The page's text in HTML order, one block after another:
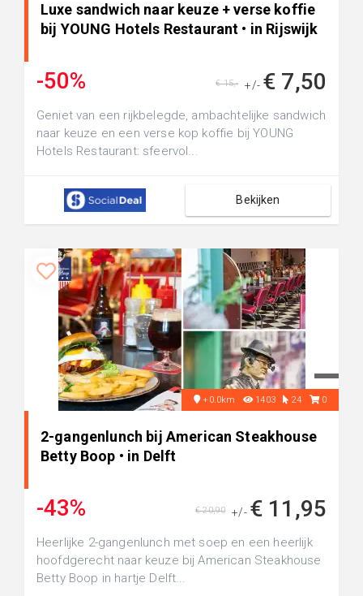
Luxe sandwich naar keuze + verse koffie
bij YOUNG Hotels Restaurant • in Rijswijk
-50% +/- € 7,50
€ 15,-
Geniet van een rijkbelegde, ambachtelijke sandwich
naar keuze en een verse kop koffie bij YOUNG
Hotels Restaurant: sfeervol...
Bekijken
+0.0km 1403 24 0
2-gangenlunch bij American Steakhouse
Betty Boop • in Delft
-43% +/- € 11,95
€ 20,90
Heerlijke 2-gangenlunch met soep en een heerlijk
hoofdgerecht naar keuze bij American Steakhouse
Betty Boop in hartje Delft...